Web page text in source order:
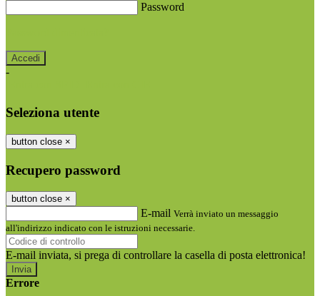
Password
-
Seleziona utente
button close ×
Recupero password
button close ×
E-mail Verrà inviato un messaggio
all'indirizzo indicato con le istruzioni necessarie.
E-mail inviata, si prega di controllare la casella di posta elettronica!
Errore